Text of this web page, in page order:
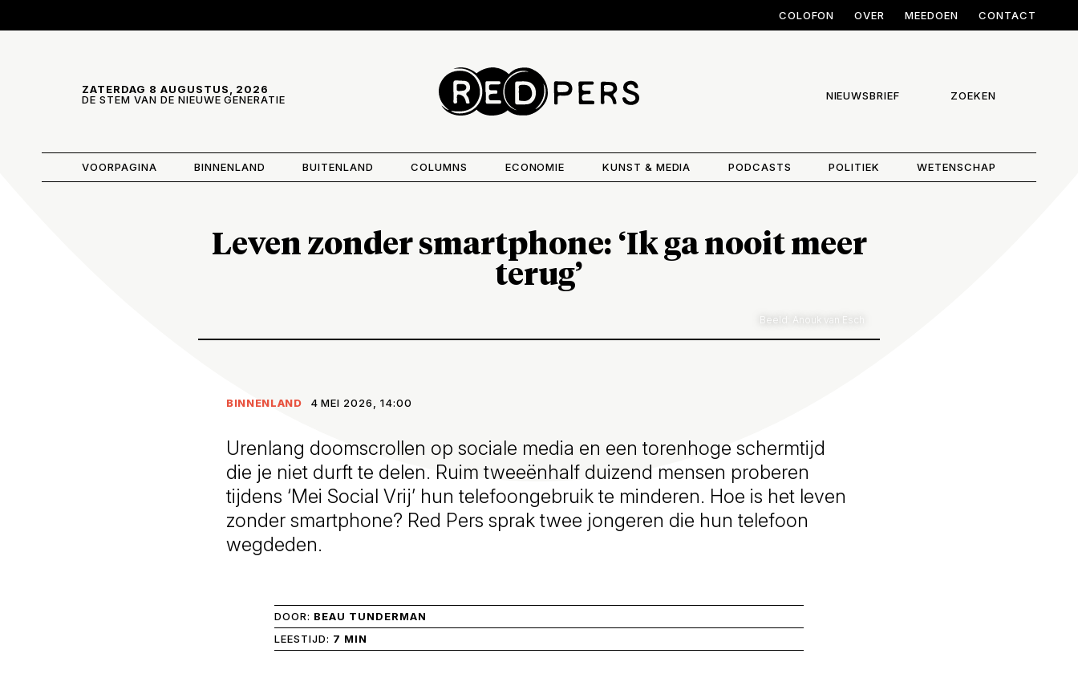
COLOFON OVER MEEDOEN CONTACT
ZATERDAG 8 AUGUSTUS, 2026
DE STEM VAN DE NIEUWE GENERATIE
NIEUWSBRIEF ZOEKEN
VOORPAGINA BINNENLAND BUITENLAND COLUMNS ECONOMIE KUNST & MEDIA PODCASTS POLITIEK WETENSCHAP
Leven zonder smartphone: ‘Ik ga nooit meer
terug’
Beeld: Anouk van Esch
BINNENLAND 4 MEI 2026, 14:00
Urenlang doomscrollen op sociale media en een torenhoge schermtijd
die je niet durft te delen. Ruim tweeënhalf duizend mensen proberen
tijdens ‘Mei Social Vrij’ hun telefoongebruik te minderen. Hoe is het leven
zonder smartphone? Red Pers sprak twee jongeren die hun telefoon
wegdeden.
DOOR: BEAU TUNDERMAN
LEESTIJD: 7 MIN